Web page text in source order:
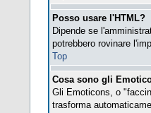
Posso usare l'HTML?
Dipende se
potrebbero rovinare
Top
Cosa sono gli
Gli Emoticons, o
trasforma